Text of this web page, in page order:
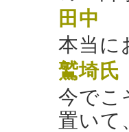
田中
本当に
鷲埼氏
今でこ
置いて